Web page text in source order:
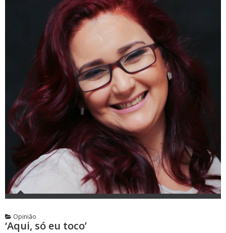
Opinião
‘Aqui, só eu toco’